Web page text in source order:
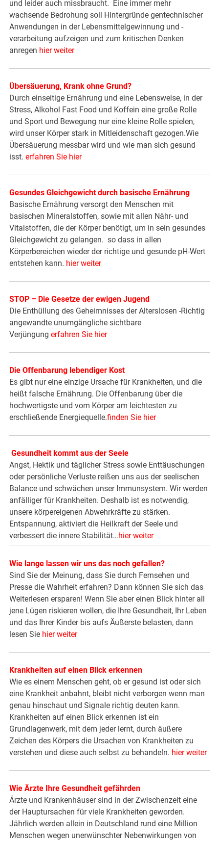
und leider auch missbraucht. Eine immer mehr
wachsende Bedrohung soll Hintergründe gentechnischer
Anwendungen in der Lebensmittelgewinnung und -
verarbeitung aufzeigen und zum kritischen Denken
anregen hier weiter
Übersäuerung, Krank ohne Grund?
Durch einseitige Ernährung und eine Lebensweise, in der
Stress, Alkohol Fast Food und Koffein eine große Rolle
und Sport und Bewegung nur eine kleine Rolle spielen,
wird unser Körper stark in Mitleidenschaft gezogen.Wie
Übersäuerung messbar wird und wie man sich gesund
isst. erfahren Sie hier
Gesundes Gleichgewicht durch basische Ernährung
Basische Ernährung versorgt den Menschen mit
basischen Mineralstoffen, sowie mit allen Nähr- und
Vitalstoffen, die der Körper benötigt, um in sein gesundes
Gleichgewicht zu gelangen. so dass in allen
Körperbereichen wieder der richtige und gesunde pH-Wert
entstehen kann. hier weiter
STOP – Die Gesetze der ewigen Jugend
Die Enthüllung des Geheimnisses der Alterslosen -Richtig
angewandte unumgängliche sichtbare
Verjüngungerfahren Sie hier
Die Offenbarung lebendiger Kost
Es gibt nur eine einzige Ursache für Krankheiten, und die
heißt falsche Ernährung. Die Offenbarung über die
hochwertigste und vom Körper am leichtesten zu
erschließende Energiequelle.finden Sie hier
Gesundheit kommt aus der Seele
Angst, Hektik und täglicher Stress sowie Enttäuschungen
oder persönliche Verluste reißen uns aus der seelischen
Balance und schwächen unser Immunsystem. Wir werden
anfälliger für Krankheiten. Deshalb ist es notwendig,
unsere körpereigenen Abwehrkräfte zu stärken.
Entspannung, aktiviert die Heilkraft der Seele und
verbessert die innere Stabilität…hier weiter
Wie lange lassen wir uns das noch gefallen?
Sind Sie der Meinung, dass Sie durch Fernsehen und
Presse die Wahrheit erfahren? Dann können Sie sich das
Weiterlesen ersparen! Wenn Sie aber einen Blick hinter all
jene Lügen riskieren wollen, die Ihre Gesundheit, Ihr Leben
und das Ihrer Kinder bis aufs Äußerste belasten, dann
lesen Sie hier weiter
Krankheiten auf einen Blick erkennen
Wie es einem Menschen geht, ob er gesund ist oder sich
eine Krankheit anbahnt, bleibt nicht verborgen wenn man
genau hinschaut und Signale richtig deuten kann.
Krankheiten auf einen Blick erkennen ist ein
Grundlagenwerk, mit dem jeder lernt, durch äußere
Zeichen des Körpers die Ursachen von Krankheiten zu
verstehen und diese auch selbst zu behandeln. hier weiter
Wie Ärzte Ihre Gesundheit gefährden
Ärzte und Krankenhäuser sind in der Zwischenzeit eine
der Hauptursachen für viele Krankheiten geworden.
Jährlich werden allein in Deutschland rund eine Million
Menschen wegen unerwünschter Nebenwirkungen von